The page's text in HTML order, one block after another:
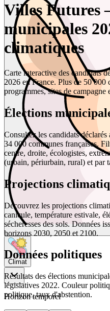
Climat
Horizon temporel
Villes Futures
municipales
climatiques
Carte interactive des candidats
2026 en France. Plus de 50 000
programmes, sites de campagne
Élections
Consultez les candidats
34 000 communes françaises.
centre, droite, écologistes,
(urbain, périurbain, rural) et par
Projections
Découvrez les projections
canicule, température estivale,
sécheresses des sols. Données
horizons 2030, 2050 et 2100.
Données politiques
Résultats des élections
législatives 2022. Couleur
politique, taux d'abstention.